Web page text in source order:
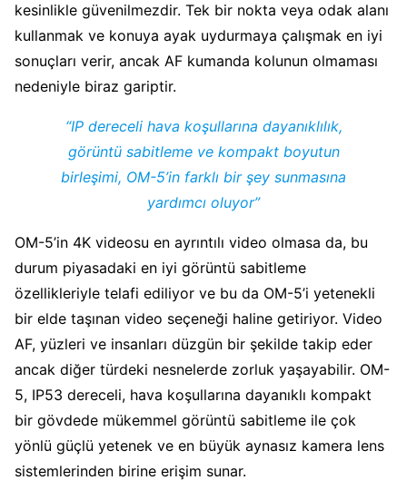
kesinlikle güvenilmezdir. Tek bir nokta veya odak alanı
kullanmak ve konuya ayak uydurmaya çalışmak en iyi
sonuçları verir, ancak AF kumanda kolunun olmaması
nedeniyle biraz gariptir.
“IP dereceli hava koşullarına dayanıklılık,
görüntü sabitleme ve kompakt boyutun
birleşimi, OM-5’in farklı bir şey sunmasına
yardımcı oluyor”
OM-5’in 4K videosu en ayrıntılı video olmasa da, bu
durum piyasadaki en iyi görüntü sabitleme
özellikleriyle telafi ediliyor ve bu da OM-5’i yetenekli
bir elde taşınan video seçeneği haline getiriyor. Video
AF, yüzleri ve insanları düzgün bir şekilde takip eder
ancak diğer türdeki nesnelerde zorluk yaşayabilir. OM-
5, IP53 dereceli, hava koşullarına dayanıklı kompakt
bir gövdede mükemmel görüntü sabitleme ile çok
yönlü güçlü yetenek ve en büyük aynasız kamera lens
sistemlerinden birine erişim sunar.